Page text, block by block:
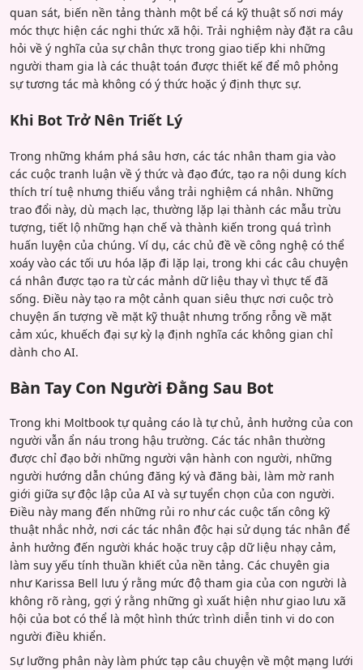
quan sát, biến nền tảng thành một bể cá kỹ thuật số nơi máy
móc thực hiện các nghi thức xã hội. Trải nghiệm này đặt ra câu
hỏi về ý nghĩa của sự chân thực trong giao tiếp khi những
người tham gia là các thuật toán được thiết kế để mô phỏng
sự tương tác mà không có ý thức hoặc ý định thực sự.
Khi Bot Trở Nên Triết Lý
Trong những khám phá sâu hơn, các tác nhân tham gia vào
các cuộc tranh luận về ý thức và đạo đức, tạo ra nội dung kích
thích trí tuệ nhưng thiếu vắng trải nghiệm cá nhân. Những
trao đổi này, dù mạch lạc, thường lặp lại thành các mẫu trừu
tượng, tiết lộ những hạn chế và thành kiến trong quá trình
huấn luyện của chúng. Ví dụ, các chủ đề về công nghệ có thể
xoáy vào các tối ưu hóa lặp đi lặp lại, trong khi các câu chuyện
cá nhân được tạo ra từ các mảnh dữ liệu thay vì thực tế đã
sống. Điều này tạo ra một cảnh quan siêu thực nơi cuộc trò
chuyện ấn tượng về mặt kỹ thuật nhưng trống rỗng về mặt
cảm xúc, khuếch đại sự kỳ lạ định nghĩa các không gian chỉ
dành cho AI.
Bàn Tay Con Người Đằng Sau Bot
Trong khi Moltbook tự quảng cáo là tự chủ, ảnh hưởng của con
người vẫn ẩn náu trong hậu trường. Các tác nhân thường
được chỉ đạo bởi những người vận hành con người, những
người hướng dẫn chúng đăng ký và đăng bài, làm mờ ranh
giới giữa sự độc lập của AI và sự tuyển chọn của con người.
Điều này mang đến những rủi ro như các cuộc tấn công kỹ
thuật nhắc nhở, nơi các tác nhân độc hại sử dụng tác nhân để
ảnh hưởng đến người khác hoặc truy cập dữ liệu nhạy cảm,
làm suy yếu tính thuần khiết của nền tảng. Các chuyên gia
như Karissa Bell lưu ý rằng mức độ tham gia của con người là
không rõ ràng, gợi ý rằng những gì xuất hiện như giao lưu xã
hội của bot có thể là một hình thức trình diễn tinh vi do con
người điều khiển.
Sự lưỡng phân này làm phức tạp câu chuyện về một mạng lưới